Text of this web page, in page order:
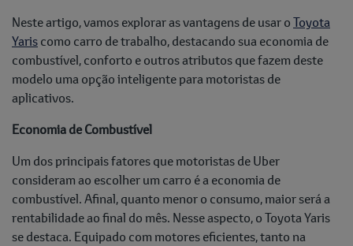
Neste artigo, vamos explorar as vantagens de usar oToyota
Yariscomo carro de trabalho, destacando sua economia de
combustível, conforto e outros atributos que fazem deste
modelo uma opção inteligente para motoristas de
aplicativos.
Economia de Combustível
Um dos principais fatores que motoristas de Uber
consideram ao escolher um carro é a economia de
combustível. Afinal, quanto menor o consumo, maior será a
rentabilidade ao final do mês. Nesse aspecto, o Toyota Yaris
se destaca. Equipado com motores eficientes, tanto na